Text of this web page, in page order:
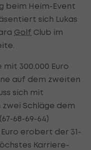
beim Heim-Event
sich Lukas
Golf Club im
300.000 Euro
auf dem zweiten
sich mit
zwei Schläge dem
68-69-64)
erobert der 31-
Karriere-